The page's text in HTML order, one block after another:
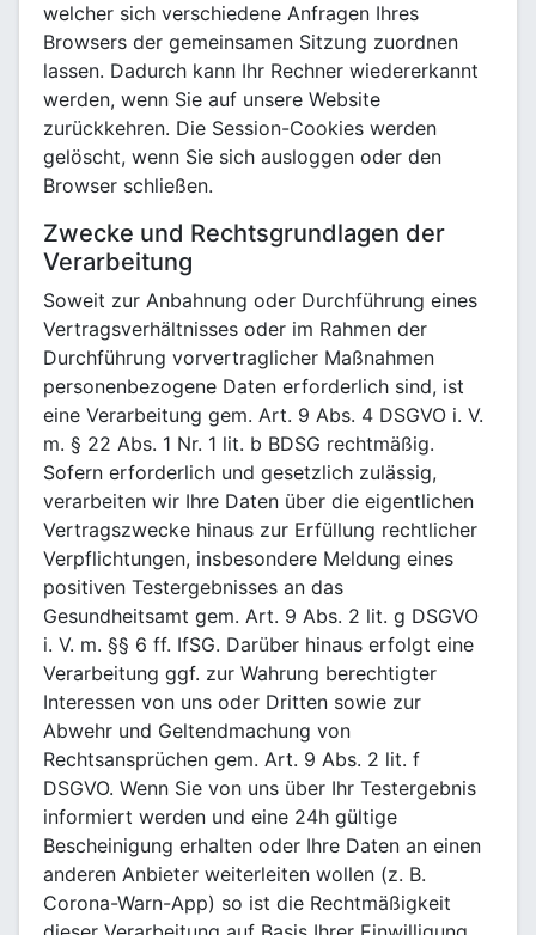
welcher sich verschiedene Anfragen Ihres
Browsers der gemeinsamen Sitzung zuordnen
lassen. Dadurch kann Ihr Rechner wiedererkannt
werden, wenn Sie auf unsere Website
zurückkehren. Die Session-Cookies werden
gelöscht, wenn Sie sich ausloggen oder den
Browser schließen.
Zwecke und Rechtsgrundlagen der
Verarbeitung
Soweit zur Anbahnung oder Durchführung eines
Vertragsverhältnisses oder im Rahmen der
Durchführung vorvertraglicher Maßnahmen
personenbezogene Daten erforderlich sind, ist
eine Verarbeitung gem. Art. 9 Abs. 4 DSGVO i. V.
m. § 22 Abs. 1 Nr. 1 lit. b BDSG rechtmäßig.
Sofern erforderlich und gesetzlich zulässig,
verarbeiten wir Ihre Daten über die eigentlichen
Vertragszwecke hinaus zur Erfüllung rechtlicher
Verpflichtungen, insbesondere Meldung eines
positiven Testergebnisses an das
Gesundheitsamt gem. Art. 9 Abs. 2 lit. g DSGVO
i. V. m. §§ 6 ff. IfSG. Darüber hinaus erfolgt eine
Verarbeitung ggf. zur Wahrung berechtigter
Interessen von uns oder Dritten sowie zur
Abwehr und Geltendmachung von
Rechtsansprüchen gem. Art. 9 Abs. 2 lit. f
DSGVO. Wenn Sie von uns über Ihr Testergebnis
informiert werden und eine 24h gültige
Bescheinigung erhalten oder Ihre Daten an einen
anderen Anbieter weiterleiten wollen (z. B.
Corona-Warn-App) so ist die Rechtmäßigkeit